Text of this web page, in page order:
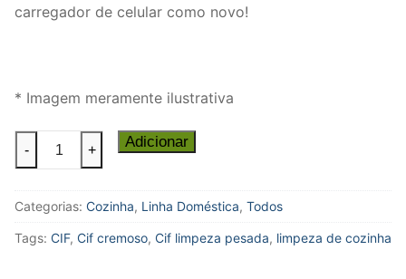
carregador de celular como novo!
* Imagem meramente ilustrativa
Multiuso
250ml
quantidade
- + Adicionar
Categorias: Cozinha, Linha Doméstica, Todos
Tags: CIF, Cif cremoso, Cif limpeza pesada, limpeza de cozinha